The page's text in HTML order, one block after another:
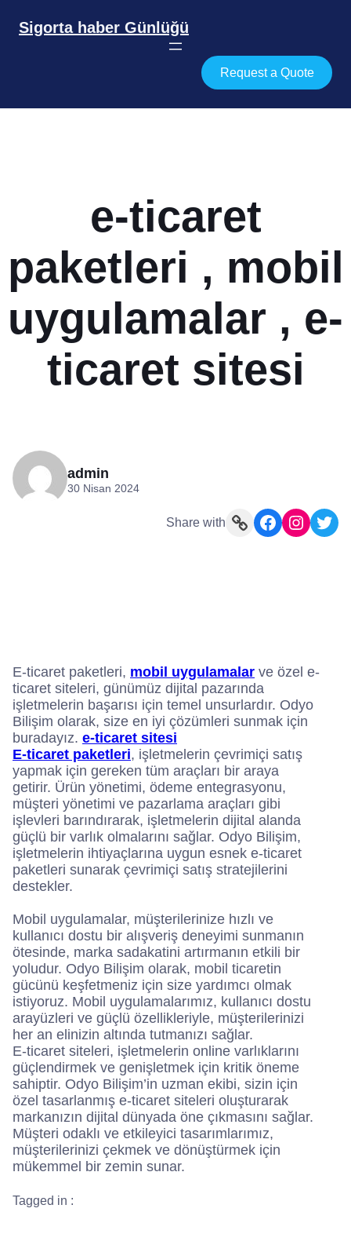
Sigorta haber Günlüğü
Request a Quote
e-ticaret
paketleri , mobil
uygulamalar , e-
ticaret sitesi
admin
30 Nisan 2024
Share with Link Facebook Instagram Twitter
E-ticaret paketleri, mobil uygulamalar ve özel e-
ticaret siteleri, günümüz dijital pazarında
işletmelerin başarısı için temel unsurlardır. Odyo
Bilişim olarak, size en iyi çözümleri sunmak için
buradayız. e-ticaret sitesi
E-ticaret paketleri, işletmelerin çevrimiçi satış
yapmak için gereken tüm araçları bir araya
getirir. Ürün yönetimi, ödeme entegrasyonu,
müşteri yönetimi ve pazarlama araçları gibi
işlevleri barındırarak, işletmelerin dijital alanda
güçlü bir varlık olmalarını sağlar. Odyo Bilişim,
işletmelerin ihtiyaçlarına uygun esnek e-ticaret
paketleri sunarak çevrimiçi satış stratejilerini
destekler.
Mobil uygulamalar, müşterilerinize hızlı ve
kullanıcı dostu bir alışveriş deneyimi sunmanın
ötesinde, marka sadakatini artırmanın etkili bir
yoludur. Odyo Bilişim olarak, mobil ticaretin
gücünü keşfetmeniz için size yardımcı olmak
istiyoruz. Mobil uygulamalarımız, kullanıcı dostu
arayüzleri ve güçlü özellikleriyle, müşterilerinizi
her an elinizin altında tutmanızı sağlar.
E-ticaret siteleri, işletmelerin online varlıklarını
güçlendirmek ve genişletmek için kritik öneme
sahiptir. Odyo Bilişim’in uzman ekibi, sizin için
özel tasarlanmış e-ticaret siteleri oluşturarak
markanızın dijital dünyada öne çıkmasını sağlar.
Müşteri odaklı ve etkileyici tasarımlarımız,
müşterilerinizi çekmek ve dönüştürmek için
mükemmel bir zemin sunar.
Tagged in :